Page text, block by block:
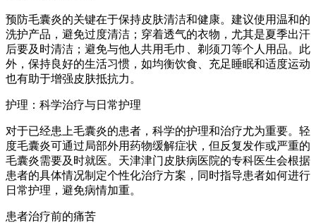
预防毛囊炎的关键在于保持皮肤清洁和健康。建议使用温和的
洗护产品，避免过度清洁；穿着透气的衣物，尤其是夏季出汗
后要及时清洁；避免与他人共用毛巾、剃须刀等个人用品。此
外，保持良好的生活习惯，如均衡饮食、充足睡眠和适度运动
也有助于增强皮肤抵抗力。
护理：科学治疗与日常护理
对于已经患上毛囊炎的患者，科学的护理和治疗尤为重要。轻
度毛囊炎可通过局部外用药物缓解症状，但反复发作或严重的
毛囊炎需要及时就医。天津津门皮肤病医院的专科医生会根据
患者的具体情况制定个性化治疗方案，同时指导患者如何进行
日常护理，避免病情加重。
患者治疗前的痛苦